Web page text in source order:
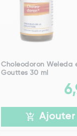
Choleodoron Weleda
Gouttes 30 ml
Ajouter